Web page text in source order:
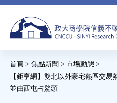
Jump
navigation
搜
尋
搜
尋
您
在
首頁 > 焦點新聞 > 市場動態 >
【鉅亨網】雙北以外豪宅熱區交
並由西屯占鰲頭